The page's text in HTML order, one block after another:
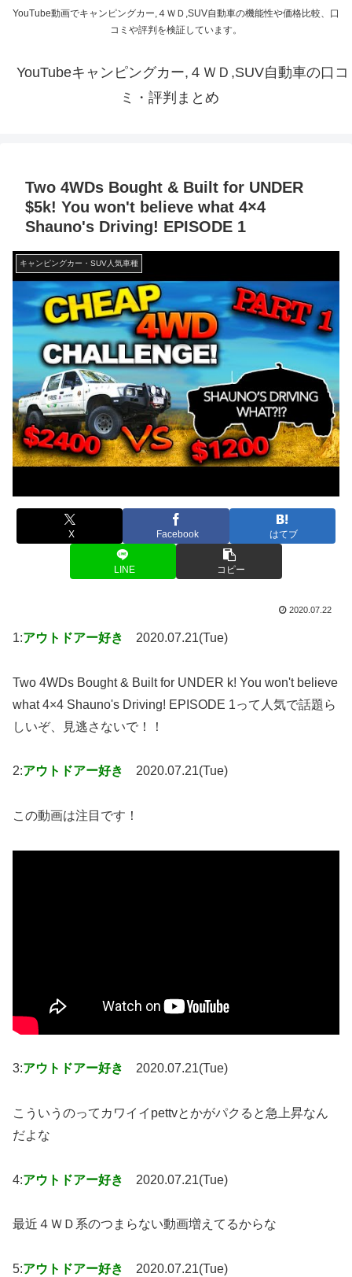
YouTube動画でキャンピングカー,４ＷＤ,SUV自動車の機能性や価格比較、口
コミや評判を検証しています。
YouTubeキャンピングカー,４ＷＤ,SUV自動車の口コ
ミ・評判まとめ
Two 4WDs Bought & Built for UNDER
$5k! You won't believe what 4×4
Shauno's Driving! EPISODE 1
キャンピングカー・SUV人気車種
X Facebook はてブ
LINE コピー
2020.07.22
1:アウトドアー好き 2020.07.21(Tue)
Two 4WDs Bought & Built for UNDER k! You won't believe
what 4×4 Shauno's Driving! EPISODE 1って人気で話題ら
しいぞ、見逃さないで！！
2:アウトドアー好き 2020.07.21(Tue)
この動画は注目です！
3:アウトドアー好き 2020.07.21(Tue)
こういうのってカワイイpettvとかがパクると急上昇なん
だよな
4:アウトドアー好き 2020.07.21(Tue)
最近４ＷＤ系のつまらない動画増えてるからな
5:アウトドアー好き 2020.07.21(Tue)